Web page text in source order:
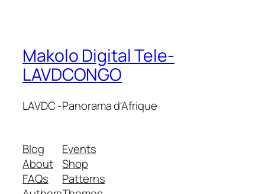
Makolo Digital Tele-
LAVDCONGO
LAVDC -Panorama d'Afrique
Blog
About
FAQs
Events
Shop
Patterns